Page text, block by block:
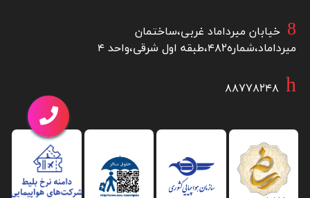
خیابان میرداماد غربی،ساختمان
میرداماد،شماره۴۸۲،طبقه اول شرقی،واحد ۴